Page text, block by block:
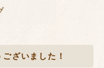
ざいました！